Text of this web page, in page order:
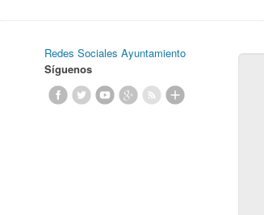
Redes Sociales Ayuntamiento
Síguenos